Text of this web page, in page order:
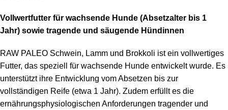
Vollwertfutter für wachsende Hunde (Absetzalter bis 1
Jahr) sowie tragende und säugende Hündinnen
RAW PALEO Schwein, Lamm und Brokkoli ist ein vollwertiges
Futter, das speziell für wachsende Hunde entwickelt wurde. Es
unterstützt ihre Entwicklung vom Absetzen bis zur
vollständigen Reife (etwa 1 Jahr). Zudem erfüllt es die
ernährungsphysiologischen Anforderungen tragender und